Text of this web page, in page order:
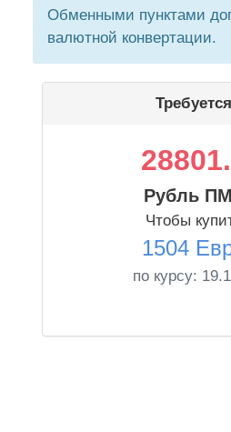
Обменными пунктами
валютной конвертации.
Требуется
Рубль
Чтобы
1504
по курсу: